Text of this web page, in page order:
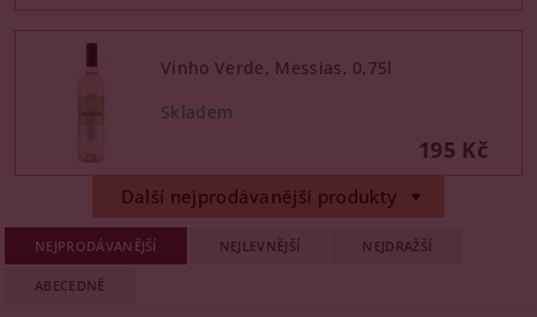
Vinho Verde, Messias, 0,75l
195 Kč
Další nejprodávanější produkty
NEJPRODÁVANĚJŠÍ NEJLEVNĚJŠÍ NEJDRAŽŠÍ
ABECEDNĚ